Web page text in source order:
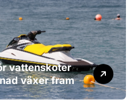
vattenskoter
växer fram